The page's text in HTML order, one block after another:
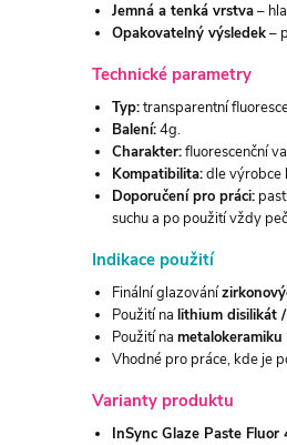
Jemná a tenká vrstva–
Opakovatelný výsledek–
Technické parametry
Typ:transparentní
Balení:4g.
Charakter:fluorescenční
Kompatibilita:dle výrobce
Doporučení pro práci:
suchu a po použití vždy
Indikace použití
Finální glazování
Použití na lithium disilikát
Použití na metalokeramiku
Vhodné pro práce, kde je
Varianty produktu
InSync Glaze Paste Fluor